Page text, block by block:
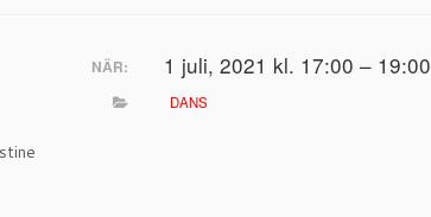
NÄR: 1 juli, 2021 kl. 17:00 – 19:00
DANS